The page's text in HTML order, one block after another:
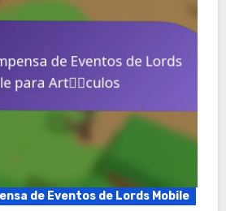
de Eventos de Lords Mobile